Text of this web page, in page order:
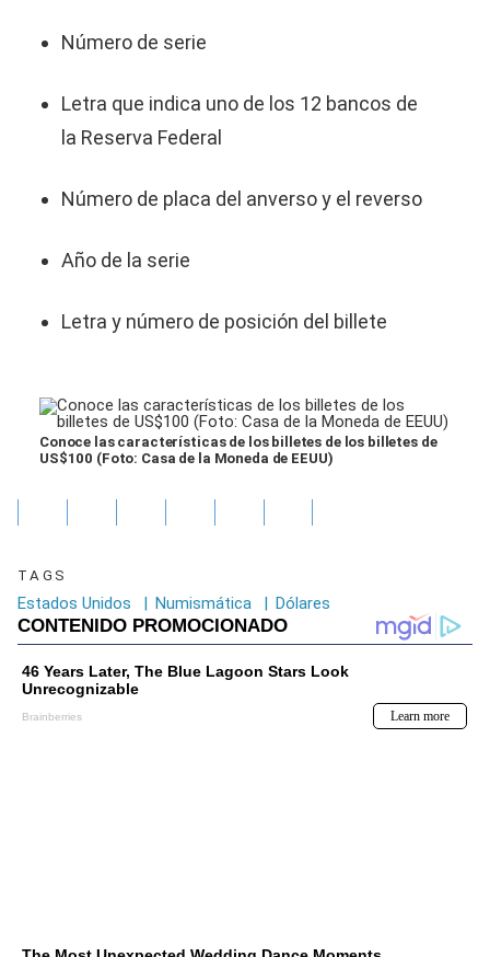
Número de serie
Letra que indica uno de los 12 bancos de
la Reserva Federal
Número de placa del anverso y el reverso
Año de la serie
Letra y número de posición del billete
Conoce las características de los billetes de los billetes de
US$100 (Foto: Casa de la Moneda de EEUU)
TAGS
Estados Unidos | Numismática | Dólares